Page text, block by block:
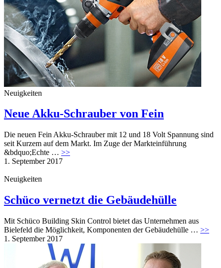
Neuigkeiten
Neue Akku-Schrauber von Fein
Die neuen Fein Akku-Schrauber mit 12 und 18 Volt Spannung sind
seit Kurzem auf dem Markt. Im Zuge der Markteinführung
&bdquo;Echte … >>
1. September 2017
Neuigkeiten
Schüco vernetzt die Gebäudehülle
Mit Schüco Building Skin Control bietet das Unternehmen aus
Bielefeld die Möglichkeit, Komponenten der Gebäudehülle … >>
1. September 2017